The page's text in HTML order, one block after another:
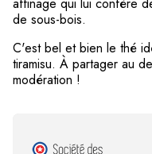
de sous-bois.
C'est bel et bien le thé
tiramisu. À partager au
modération !